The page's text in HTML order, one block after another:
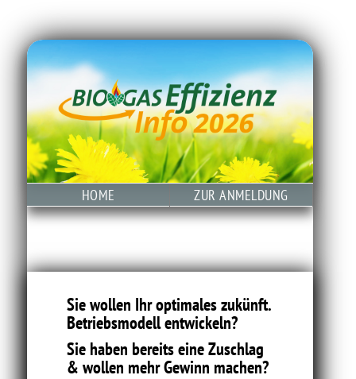
Sie wollen Ihr optimales zukünft.
Betriebsmodell entwickeln?
Sie haben bereits eine Zuschlag
& wollen mehr Gewinn machen?
HOME ZUR ANMELDUNG